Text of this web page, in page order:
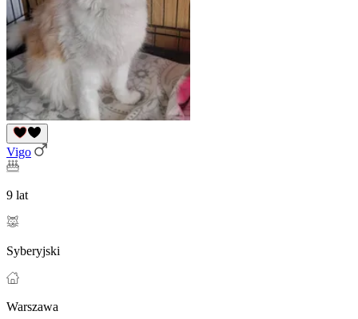
Vigo
9 lat
Syberyjski
Warszawa